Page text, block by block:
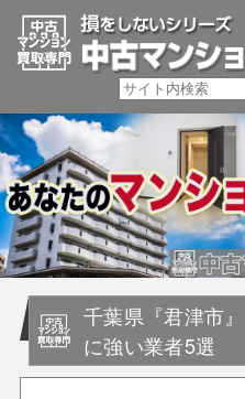
千葉県『君津市
に強い業者5選